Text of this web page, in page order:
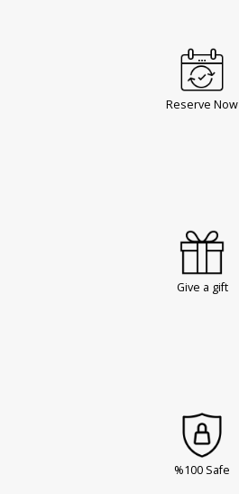
Reserve Now
Give a gift
%100 Safe